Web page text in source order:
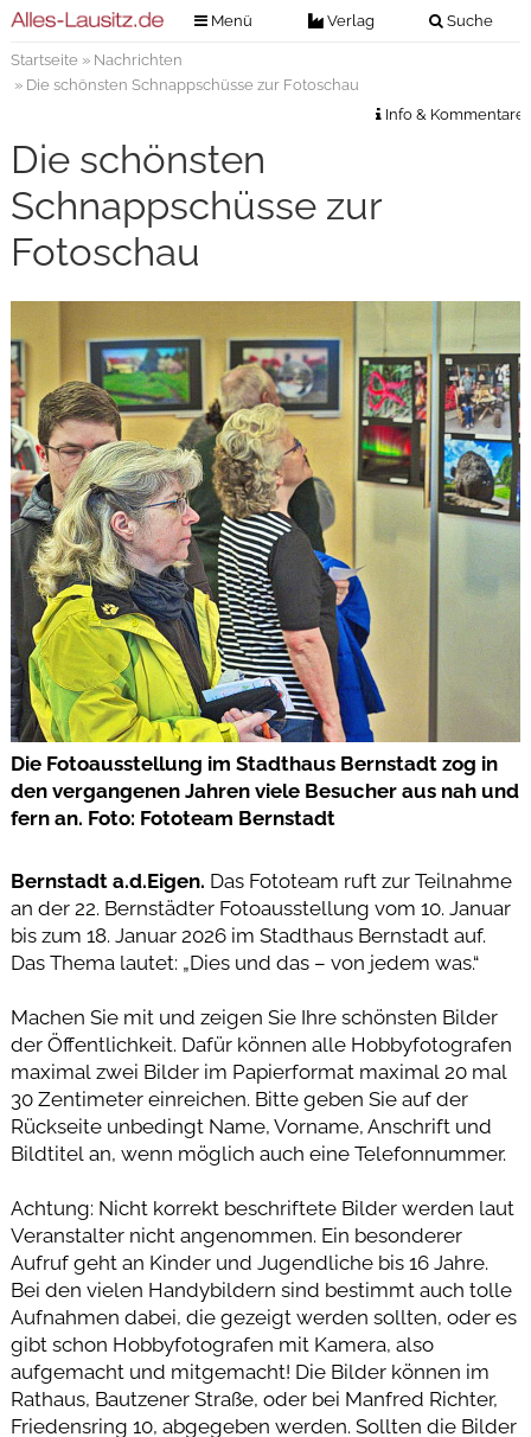
Menü Verlag Suche
Verlag
Kontakt
Impressum
Veranstaltungstickets
Anzeigenannahme
Anzeigensuche
Digitale Ausgaben
Startseite» Nachrichten
» Die schönsten Schnappschüsse zur Fotoschau
Info & Kommentare
Die schönsten
Schnappschüsse zur
Fotoschau
Die Fotoausstellung im Stadthaus Bernstadt zog in
den vergangenen Jahren viele Besucher aus nah und
fern an. Foto: Fototeam Bernstadt
Bernstadt a.d.Eigen. Das Fototeam ruft zur Teilnahme
an der 22. Bernstädter Fotoausstellung vom 10. Januar
bis zum 18. Januar 2026 im Stadthaus Bernstadt auf.
Das Thema lautet: „Dies und das – von jedem was.“
Machen Sie mit und zeigen Sie Ihre schönsten Bilder
der Öffentlichkeit. Dafür können alle Hobbyfotografen
maximal zwei Bilder im Papierformat maximal 20 mal
30 Zentimeter einreichen. Bitte geben Sie auf der
Rückseite unbedingt Name, Vorname, Anschrift und
Bildtitel an, wenn möglich auch eine Telefonnummer.
Achtung: Nicht korrekt beschriftete Bilder werden laut
Veranstalter nicht angenommen. Ein besonderer
Aufruf geht an Kinder und Jugendliche bis 16 Jahre.
Bei den vielen Handybildern sind bestimmt auch tolle
Aufnahmen dabei, die gezeigt werden sollten, oder es
gibt schon Hobbyfotografen mit Kamera, also
aufgemacht und mitgemacht! Die Bilder können im
Rathaus, Bautzener Straße, oder bei Manfred Richter,
Friedensring 10, abgegeben werden. Sollten die Bilder